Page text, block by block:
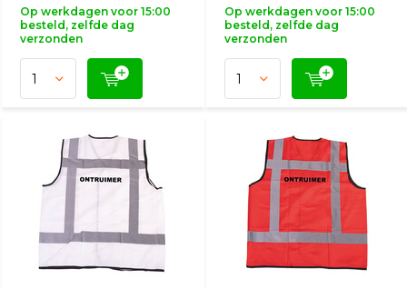
Op werkdagen voor 15:00
besteld, zelfde dag
verzonden
Op werkdagen voor 15:00
besteld, zelfde dag
verzonden